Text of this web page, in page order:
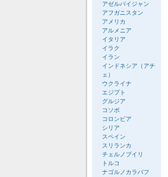
アゼルバイジャン
アフガニスタン
アメリカ
アルメニア
イタリア
イラク
イラン
インドネシア（アチ
ェ）
ウクライナ
エジプト
グルジア
コソボ
コロンビア
シリア
スペイン
スリランカ
チェルノブイリ
トルコ
ナゴルノカラバフ